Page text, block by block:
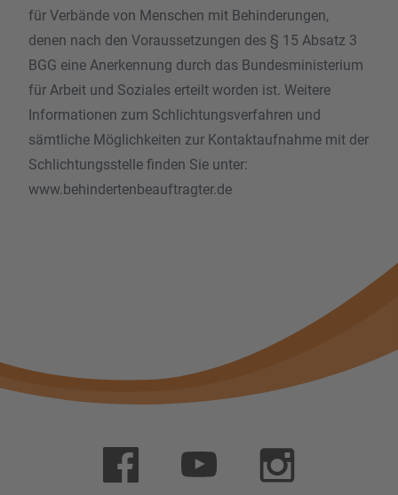
für Verbände von Menschen mit Behinderungen,
denen nach den Voraussetzungen des § 15 Absatz 3
BGG eine Anerkennung durch das Bundesministerium
für Arbeit und Soziales erteilt worden ist. Weitere
Informationen zum Schlichtungsverfahren und
sämtliche Möglichkeiten zur Kontaktaufnahme mit der
Schlichtungsstelle finden Sie unter:
www.behindertenbeauftragter.de